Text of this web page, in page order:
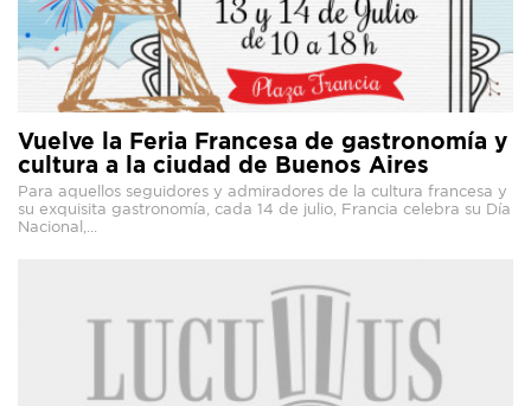
Vuelve la Feria Francesa de gastronomía y
cultura a la ciudad de Buenos Aires
Para aquellos seguidores y admiradores de la cultura francesa y
su exquisita gastronomía, cada 14 de julio, Francia celebra su Día
Nacional,...